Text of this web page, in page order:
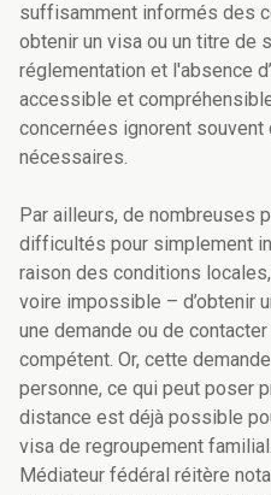
suffisamment informés des
obtenir un visa ou un titre de
réglementation et l'absence
accessible et
concernées ignorent
nécessaires.
Par ailleurs, de nombreuses
difficultés pour simplement
raison des conditions
voire impossible – d’obtenir
une demande ou de
compétent. Or, cette
personne, ce qui peut poser
distance est déjà possible
visa de regroupement
Médiateur fédéral réitère